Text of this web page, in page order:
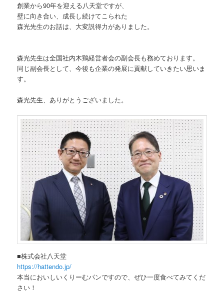
創業から90年を迎える八天堂ですが、
壁に向き合い、成長し続けてこられた
森光先生のお話は、大変説得力がありました。
森光先生は全国社内木鶏経営者会の副会長も務めております。
同じ副会長として、今後も企業の発展に貢献していきたい思いま
す。
森光先生、ありがとうございました。
■株式会社八天堂
https://hattendo.jp/
本当においしいくりーむパンですので、ぜひ一度食べてみてくだ
さい！